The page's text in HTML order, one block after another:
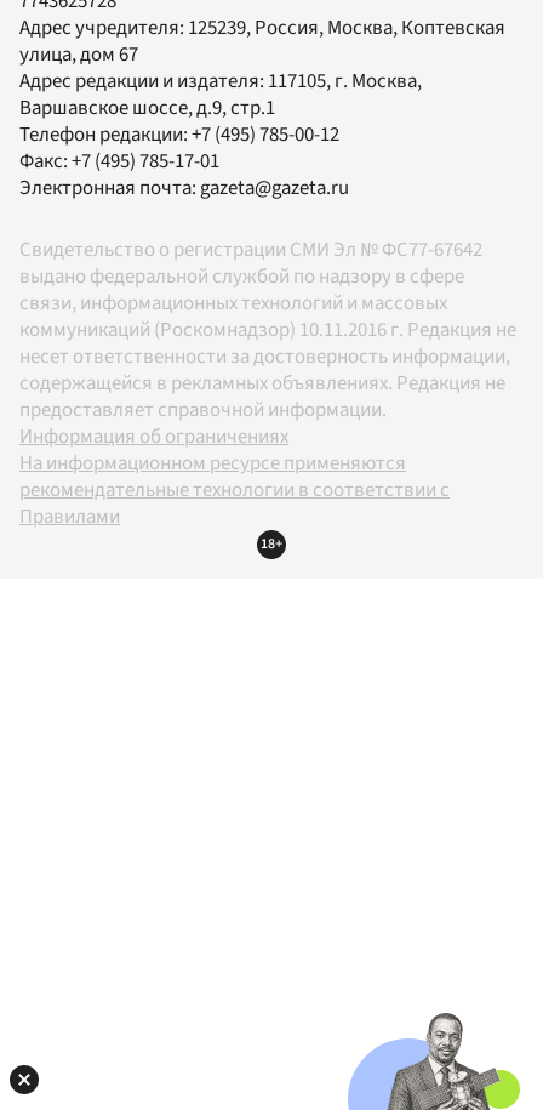
Адрес учредителя: 125239, Россия, Москва, Коптевская
улица, дом 67
Адрес редакции и издателя: 117105, г. Москва,
Варшавское шоссе, д.9, стр.1
Телефон редакции:+7 (495) 785-00-12
Факс:+7 (495) 785-17-01
Электронная почта: gazeta@gazeta.ru
Свидетельство о регистрации СМИ Эл № ФС77-67642
выдано федеральной службой по надзору в сфере
связи, информационных технологий и массовых
коммуникаций (Роскомнадзор) 10.11.2016 г. Редакция не
несет ответственности за достоверность информации,
содержащейся в рекламных объявлениях. Редакция не
предоставляет справочной информации.
Информация об ограничениях
На информационном ресурсе применяются
рекомендательные технологии в соответствии с
Правилами
18+